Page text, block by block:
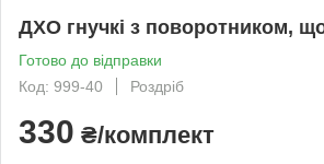
ДХО гнучкі з поворотником,
Готово до відправки
Код: 999-40
Роздріб
330 ₴/комплект